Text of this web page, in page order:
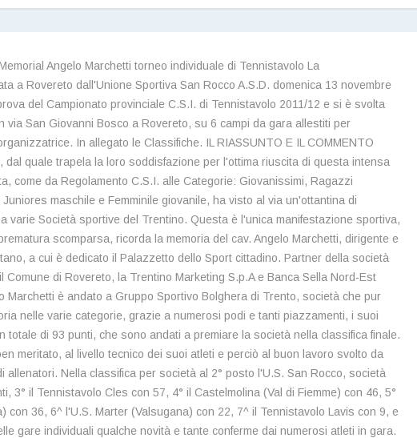
Angelo Marchetti torneo individuale di Tennistavolo La
a Rovereto dall'Unione Sportiva San Rocco A.S.D. domenica 13 novembre
del Campionato provinciale C.S.I. di Tennistavolo 2011/12 e si è svolta
via San Giovanni Bosco a Rovereto, su 6 campi da gara allestiti per
In allegato le Classifiche. IL RIASSUNTO E IL COMMENTO
dal quale trapela la loro soddisfazione per l'ottima riuscita di questa intensa
come da Regolamento C.S.I. alle Categorie: Giovanissimi, Ragazzi
maschile e Femminile giovanile, ha visto al via un'ottantina di
varie Società sportive del Trentino. Questa è l'unica manifestazione sportiva,
scomparsa, ricorda la memoria del cav. Angelo Marchetti, dirigente e
a cui è dedicato il Palazzetto dello Sport cittadino. Partner della società
di Rovereto, la Trentino Marketing S.p.A e Banca Sella Nord-Est
è andato a Gruppo Sportivo Bolghera di Trento, società che pur
nelle varie categorie, grazie a numerosi podi e tanti piazzamenti, i suoi
totale di 93 punti, che sono andati a premiare la società nella classifica finale.
meritato, al livello tecnico dei suoi atleti e perciò al buon lavoro svolto da
allenatori. Nella classifica per società al 2° posto l'U.S. San Rocco, società
3° il Tennistavolo Cles con 57, 4° il Castelmolina (Val di Fiemme) con 46, 5°
con 36, 6^ l'U.S. Marter (Valsugana) con 22, 7^ il Tennistavolo Lavis con 9, e
gare individuali qualche novità e tante conferme dai numerosi atleti in gara.